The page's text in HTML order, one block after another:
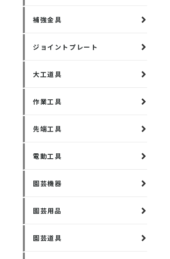
補強金具
ジョイントプレート
大工道具
作業工具
先端工具
電動工具
園芸機器
園芸用品
園芸道具